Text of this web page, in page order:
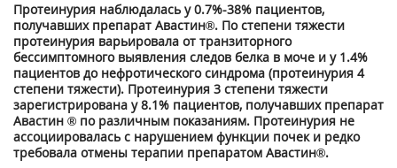
Протеинурия наблюдалась у 0.7%-38% пациентов,
получавших препарат Авастин®. По степени тяжести
протеинурия варьировала от транзиторного
бессимптомного выявления следов белка в моче и у 1.4%
пациентов до нефротического синдрома (протеинурия 4
степени тяжести). Протеинурия 3 степени тяжести
зарегистрирована у 8.1% пациентов, получавших препарат
Авастин ® по различным показаниям. Протеинурия не
ассоциировалась с нарушением функции почек и редко
требовала отмены терапии препаратом Авастин®.